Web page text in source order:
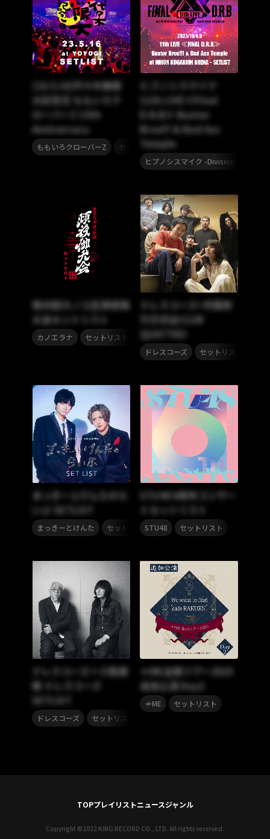
[23.5.16]代々木無限
大記念日 ももいろク
ローバーZ 15th
Anniversary
ももいろクローバーZ セットリスト
ヒプノシスマイク
11th LIVE≪Final
D.R.B≫ Buster
Bros!!! & Bad Ass
Temple
ヒプノシスマイク -Division Rap
第85回カノエ区煩夜伽
大会セットリスト
カノエラナ セットリスト
ドレスコーズ+天国旅
行＠渋谷CLUB
QUATTRO
ドレスコーズ セットリスト
まっきーとけんたのら
いぶ SETLIST
まっきーとけんた セットリスト
STU48 6周年コンサー
トセットリスト
STU48 セットリスト
ドレスコーズ＋小西康
陽 ドレスコーズ
SETLIST
ドレスコーズ セットリスト
≠ME全国ツアー2025
追加公演 Day2
≠ME セットリスト
TOPプレイリストニュースジャンル
Copyright ©2022 KING RECORD CO., LTD. All rights reserved.